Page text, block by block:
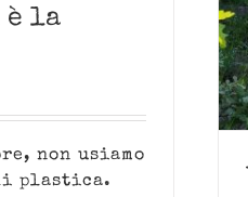
la
non usiamo
plastica.